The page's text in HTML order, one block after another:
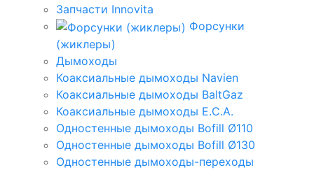
Запчасти Innovita
Форсунки
(жиклеры)
Дымоходы
Коаксиальные дымоходы Navien
Коаксиальные дымоходы BaltGaz
Коаксиальные дымоходы E.C.A.
Одностенные дымоходы Bofill Ø110
Одностенные дымоходы Bofill Ø130
Одностенные дымоходы-переходы